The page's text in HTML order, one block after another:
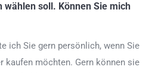
wählen soll. Können Sie mich
ich Sie gern persönlich, wenn Sie
kaufen möchten. Gern können sie